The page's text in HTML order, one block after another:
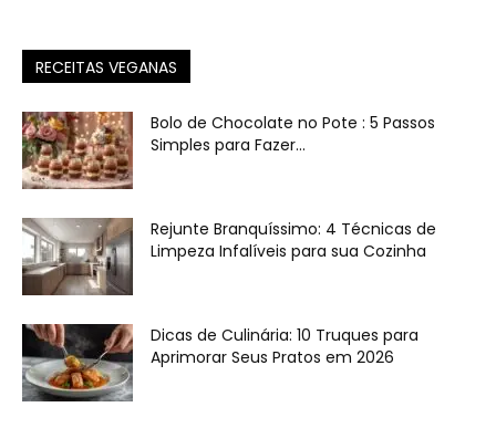
RECEITAS VEGANAS
Bolo de Chocolate no Pote : 5 Passos
Simples para Fazer...
Rejunte Branquíssimo: 4 Técnicas de
Limpeza Infalíveis para sua Cozinha
Dicas de Culinária: 10 Truques para
Aprimorar Seus Pratos em 2026